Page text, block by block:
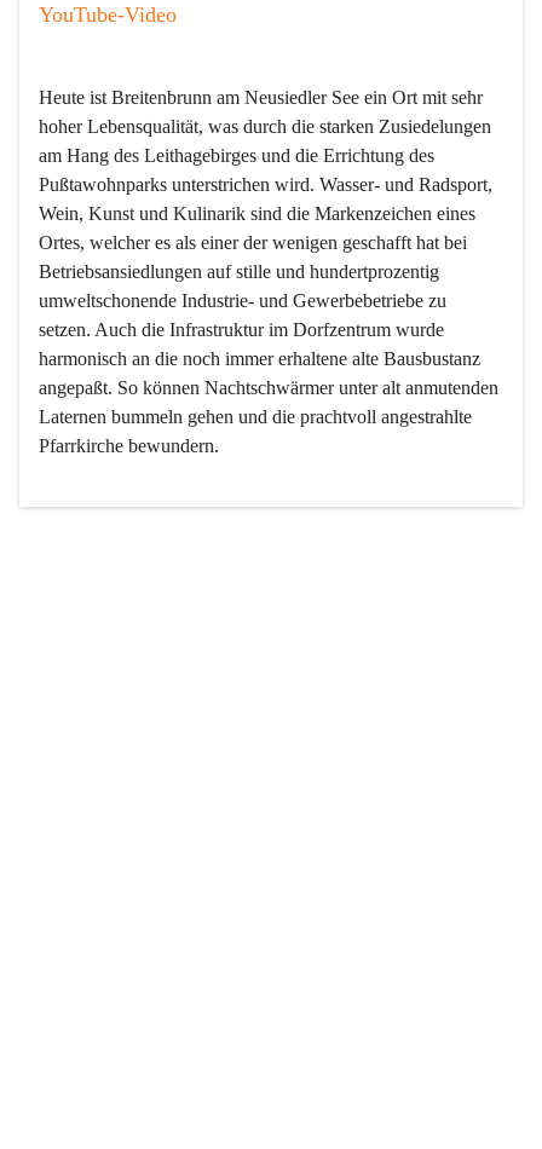
YouTube-Video
Heute ist Breitenbrunn am Neusiedler See ein Ort mit sehr
hoher Lebensqualität, was durch die starken Zusiedelungen
am Hang des Leithagebirges und die Errichtung des
Pußtawohnparks unterstrichen wird. Wasser- und Radsport,
Wein, Kunst und Kulinarik sind die Markenzeichen eines
Ortes, welcher es als einer der wenigen geschafft hat bei
Betriebsansiedlungen auf stille und hundertprozentig
umweltschonende Industrie- und Gewerbebetriebe zu
setzen. Auch die Infrastruktur im Dorfzentrum wurde
harmonisch an die noch immer erhaltene alte Bausbustanz
angepaßt. So können Nachtschwärmer unter alt anmutenden
Laternen bummeln gehen und die prachtvoll angestrahlte
Pfarrkirche bewundern.
Der Weinbau dominert heute nicht mehr, ist aber integrativer